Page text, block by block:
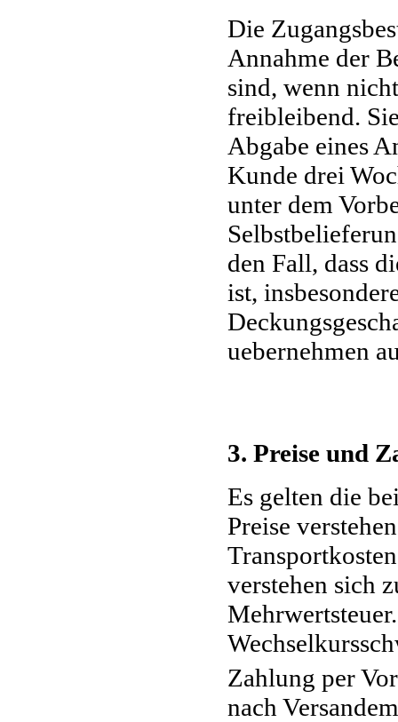
Die
Annahme der
sind, wenn
freibleibend.
Abgabe eines
Kunde drei
unter dem
den Fall, dass
ist,
uebernehmen
3. Preise und
Es gelten die
Preise
verstehen sich
Zahlung per
nach